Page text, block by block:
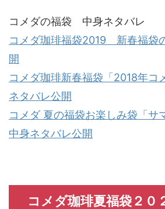
コメダの福袋 中身ネタバレ
コメダ珈琲福袋2019 新春福袋
開
コメダ珈琲新春福袋「2018年コ
ネタバレ公開
コメダ 夏の福袋お楽しみ袋「サ
中身ネタバレ公開
コメダ珈琲夏福袋２０